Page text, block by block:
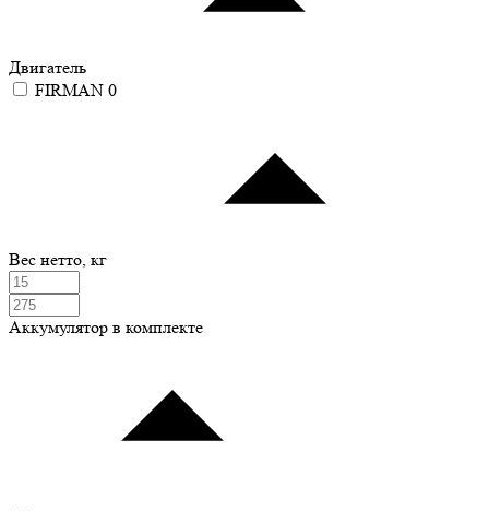
Двигатель
FIRMAN 0
Вес нетто, кг
Аккумулятор в комплекте